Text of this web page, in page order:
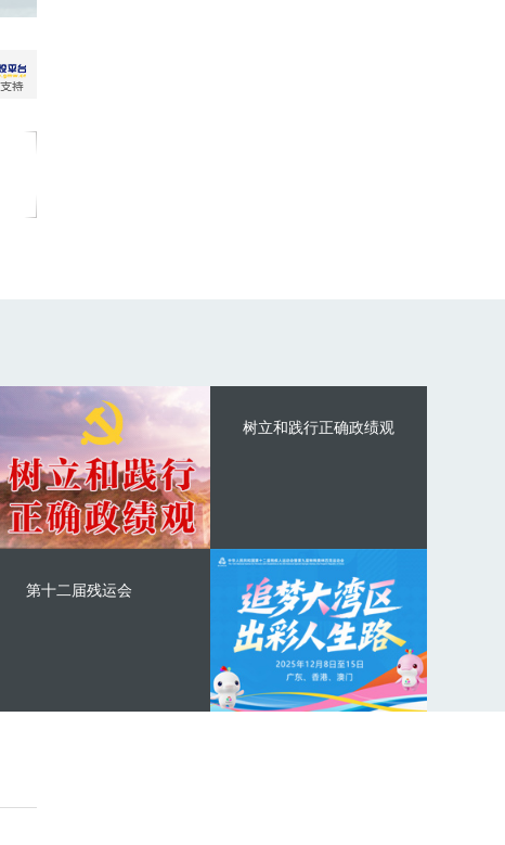
树立和践行正确政绩观
第十二届残运会